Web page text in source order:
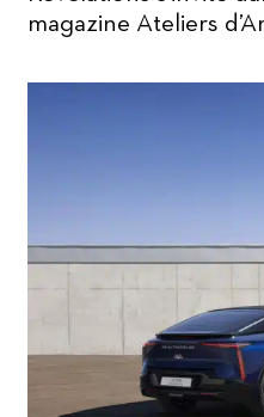
magazine Ateliers